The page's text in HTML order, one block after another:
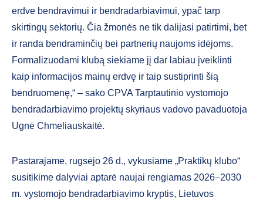
erdve bendravimui ir bendradarbiavimui, ypač tarp
skirtingų sektorių. Čia žmonės ne tik dalijasi patirtimi, bet
ir randa bendraminčių bei partnerių naujoms idėjoms.
Formalizuodami klubą siekiame jį dar labiau įveiklinti
kaip informacijos mainų erdvę ir taip sustiprinti šią
bendruomenę,“ – sako CPVA Tarptautinio vystomojo
bendradarbiavimo projektų skyriaus vadovo pavaduotoja
Ugnė Chmeliauskaitė.
Pastarajame, rugsėjo 26 d., vykusiame „Praktikų klubo“
susitikime dalyviai aptarė naujai rengiamas 2026–2030
m. vystomojo bendradarbiavimo kryptis, Lietuvos